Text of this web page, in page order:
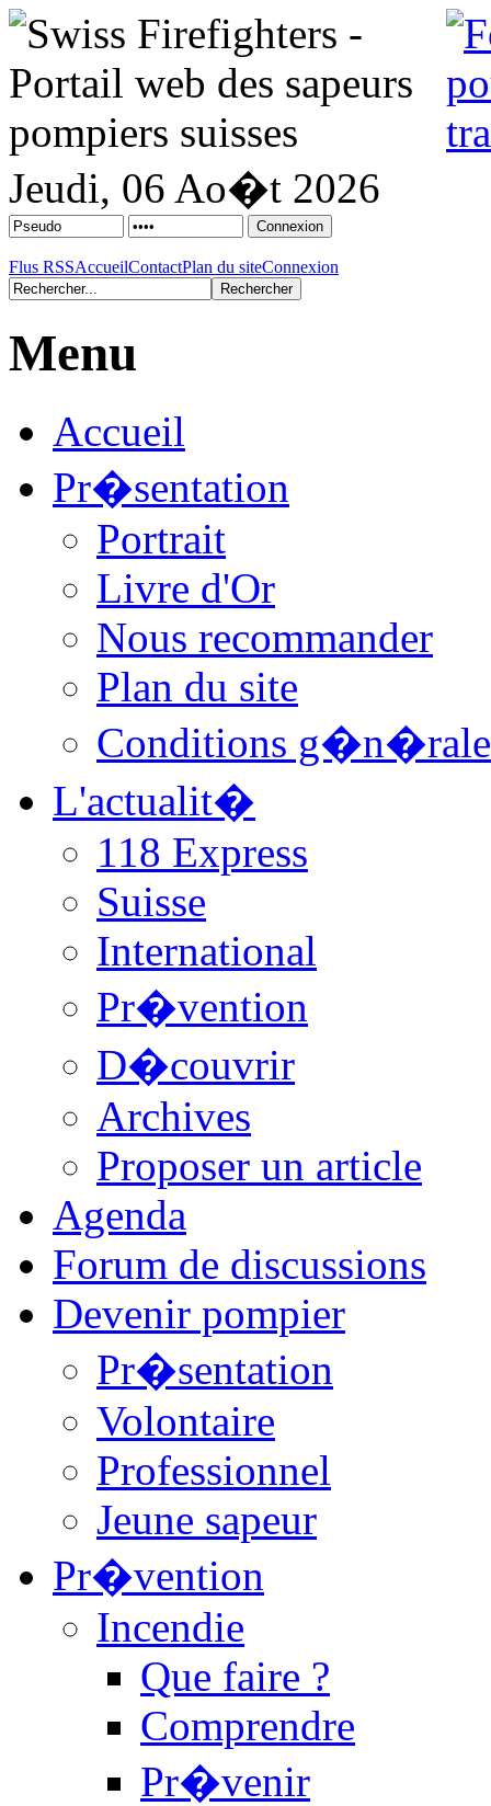
Jeudi, 06 Ao�t 2026
Flus RSSAccueilContactPlan du siteConnexion
Menu
Accueil
Pr�sentation
Portrait
Livre d'Or
Nous recommander
Plan du site
Conditions
L'actualit�
118 Express
Suisse
International
Pr�vention
D�couvrir
Archives
Proposer un article
Agenda
Forum de discussions
Devenir pompier
Pr�sentation
Volontaire
Professionnel
Jeune sapeur
Pr�vention
Incendie
Que faire ?
Comprendre
Pr�venir